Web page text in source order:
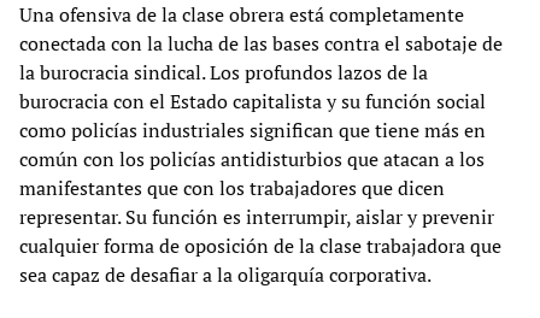
Una ofensiva de la clase obrera está completamente
conectada con la lucha de las bases contra el sabotaje de
la burocracia sindical. Los profundos lazos de la
burocracia con el Estado capitalista y su función social
como policías industriales significan que tiene más en
común con los policías antidisturbios que atacan a los
manifestantes que con los trabajadores que dicen
representar. Su función es interrumpir, aislar y prevenir
cualquier forma de oposición de la clase trabajadora que
sea capaz de desafiar a la oligarquía corporativa.